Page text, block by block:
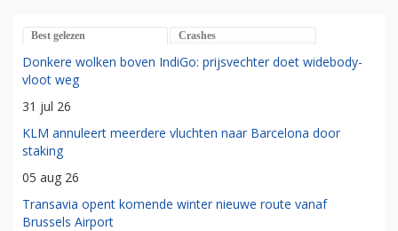
Best gelezen Crashes
Donkere wolken boven IndiGo: prijsvechter doet widebody-
vloot weg
31 jul 26
KLM annuleert meerdere vluchten naar Barcelona door
staking
05 aug 26
Transavia opent komende winter nieuwe route vanaf
Brussels Airport